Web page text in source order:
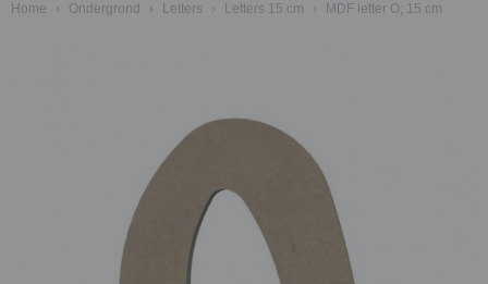
Home › Ondergrond › Letters › Letters 15 cm › MDF letter O; 15 cm